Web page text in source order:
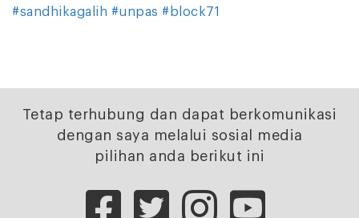
#sandhikagalih #unpas #block71
Tetap terhubung dan dapat berkomunikasi
dengan saya melalui sosial media
pilihan anda berikut ini